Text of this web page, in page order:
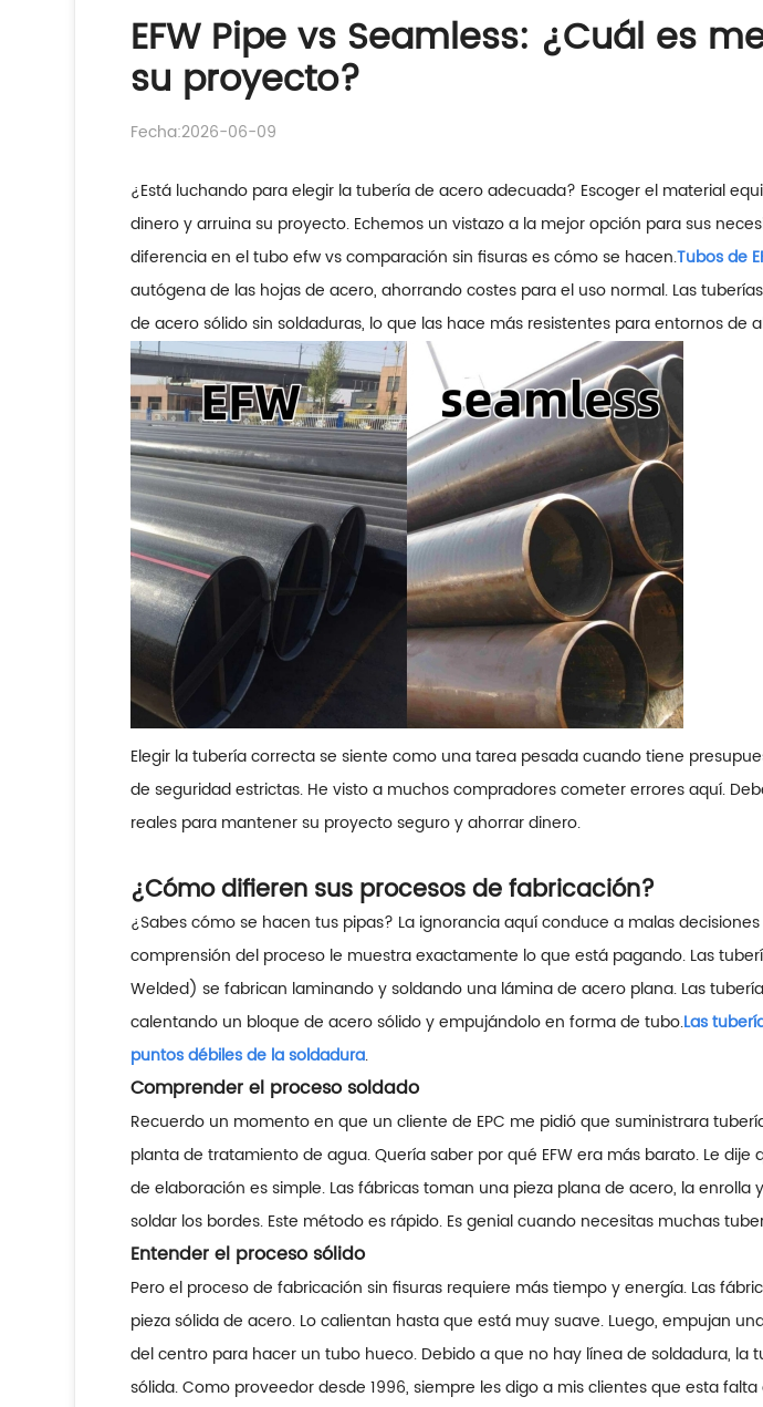
EFW Pipe vs Seamless: ¿Cuál es
su proyecto?
Fecha:2026-06-09
¿Está luchando para elegir la tubería de acero adecuada? Escoger el material
dinero y arruina su proyecto. Echemos un vistazo a la mejor opción para sus
diferencia en el tubo efw vs comparación sin fisuras es cómo se hacen.Tubos de
autógena de las hojas de acero, ahorrando costes para el uso normal. Las
de acero sólido sin soldaduras, lo que las hace más resistentes para entornos de
Elegir la tubería correcta se siente como una tarea pesada cuando tiene
de seguridad estrictas. He visto a muchos compradores cometer errores aquí.
reales para mantener su proyecto seguro y ahorrar dinero.
¿Cómo difieren sus procesos de fabricación?
¿Sabes cómo se hacen tus pipas? La ignorancia aquí conduce a malas
comprensión del proceso le muestra exactamente lo que está pagando. Las
Welded) se fabrican laminando y soldando una lámina de acero plana. Las
calentando un bloque de acero sólido y empujándolo en forma de tubo.Las
puntos débiles de la soldadura.
Comprender el proceso soldado
Recuerdo un momento en que un cliente de EPC me pidió que suministrara
planta de tratamiento de agua. Quería saber por qué EFW era más barato. Le dije
de elaboración es simple. Las fábricas toman una pieza plana de acero, la enrolla
soldar los bordes. Este método es rápido. Es genial cuando necesitas muchas
Entender el proceso sólido
Pero el proceso de fabricación sin fisuras requiere más tiempo y energía. Las
pieza sólida de acero. Lo calientan hasta que está muy suave. Luego, empujan
del centro para hacer un tubo hueco. Debido a que no hay línea de soldadura, la
sólida. Como proveedor desde 1996, siempre les digo a mis clientes que esta